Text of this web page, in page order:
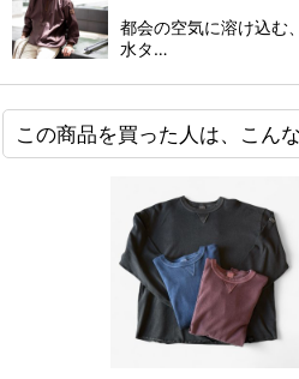
都会の空気に溶け込む
水タ…
この商品を買った人は、こん